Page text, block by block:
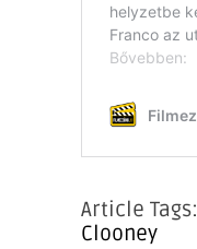
Article Tags:
Clooney